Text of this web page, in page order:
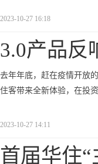
2023-10-27 16:18
3.0产品反
去年年底，赶在疫情开放
住客带来全新体验，在投
2023-10-27 14:11
首届华住